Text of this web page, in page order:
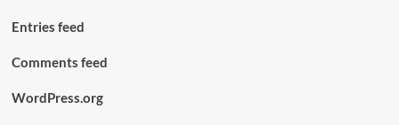
Entries feed
Comments feed
WordPress.org